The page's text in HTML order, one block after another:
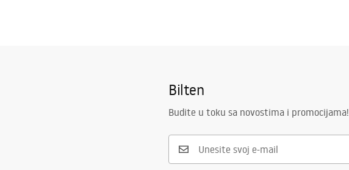
Bilten
Budite u toku sa novostima i promocijama!